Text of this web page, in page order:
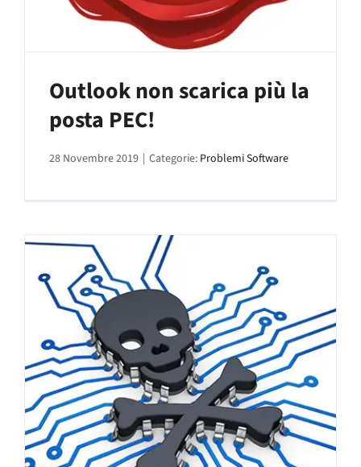
Outlook non scarica più la
posta PEC!
28 Novembre 2019 | Categorie: Problemi Software